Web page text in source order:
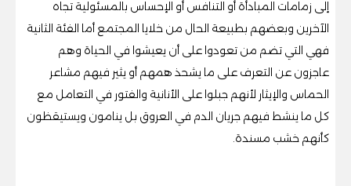
إلى زمامات المبادأة أو التنافس أو الإحساس بالمسئولية تجاه
الآخرين وبعضهم بطبيعة الحال من خلايا المجتمع أما الفئة الثانية
فهي التي تضم من تعودوا على أن يعيشوا في الحياة وهم
عاجزون عن التعرف على ما يشحذ همهم أو يثير فيهم مشاعر
الحماس والإيثار لأنهم جبلوا على الأنانية والفتور في التعامل مع
كل ما ينشط فيهم جريان الدم في العروق بل ينامون ويستيقظون
كأنهم خشب مسندة.